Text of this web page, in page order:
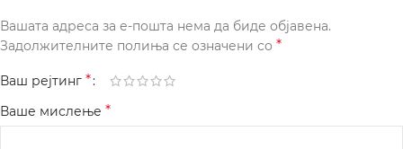
Вашата адреса за е-пошта нема да биде објавена.
Задолжителните полиња се означени со *
Ваш рејтинг *
Ваше мислење *